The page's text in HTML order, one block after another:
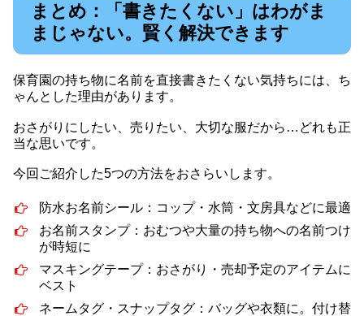
まとめ：「書きたくない」はわがま
まじゃない。賢く解決できます
保育園の持ち物に名前を直接書きたくない気持ちには、ち
ゃんとした理由があります。
おさがりにしたい、売りたい、大切な服だから…どれも正
当な思いです。
今回ご紹介した5つの方法をおさらいします。
防水お名前シール：コップ・水筒・文房具などに最適
お名前スタンプ：おむつや大量の持ち物への名前つけ
が時短に
マスキングテープ：おさがり・売却予定のアイテムに
ベスト
ネームタグ・スナップタグ：バッグや衣類に。付け替